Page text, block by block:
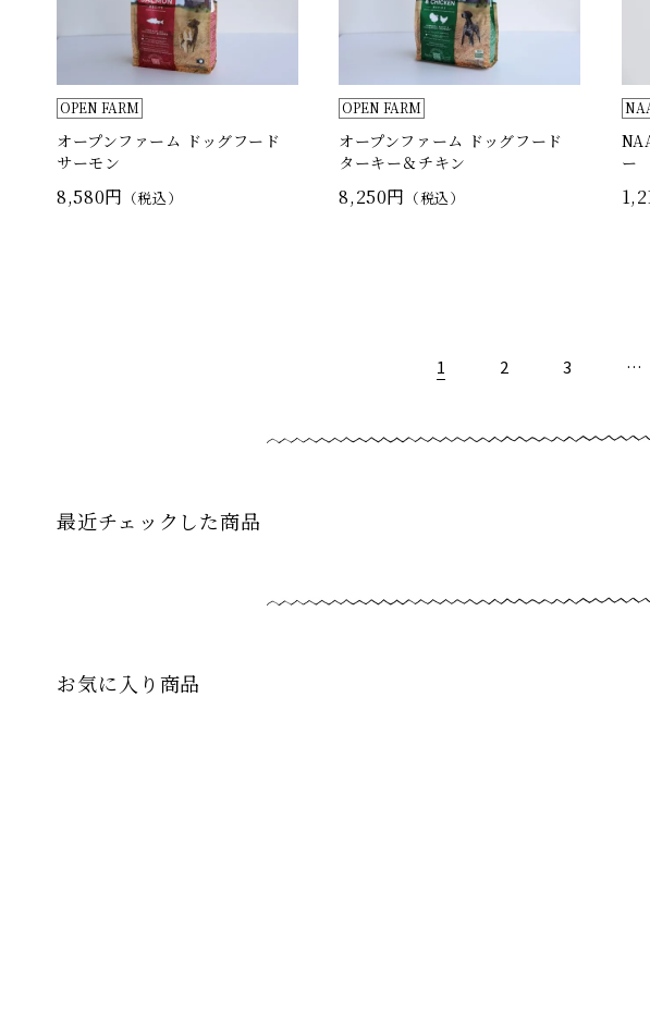
OPEN FARM
オープンファーム ドッグフード
サーモン
8,580円 （税込）
OPEN FARM
オープンファーム ドッグフード
ターキー＆チキン
8,250円 （税込）
ー
1 2 3 …
最近チェックした商品
お気に入り商品